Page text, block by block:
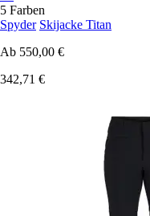
5 Farben
Spyder Skijacke Titan
Ab 550,00 €
342,71 €